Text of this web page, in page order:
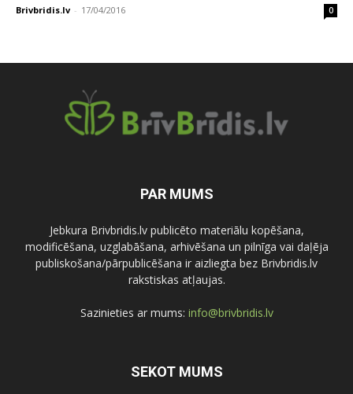
Brivbridis.lv - 17/04/2016 0
PAR MUMS
Jebkura Brivbridis.lv publicēto materiālu kopēšana,
modificēšana, uzglabāšana, arhivēšana un pilnīga vai daļēja
publiskošana/pārpublicēšana ir aizliegta bez Brivbridis.lv
rakstiskas atļaujas.
Sazinieties ar mums: info@brivbridis.lv
SEKOT MUMS